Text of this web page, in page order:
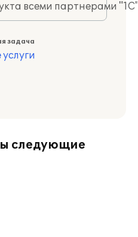
всеми партнерами
задача
следующие